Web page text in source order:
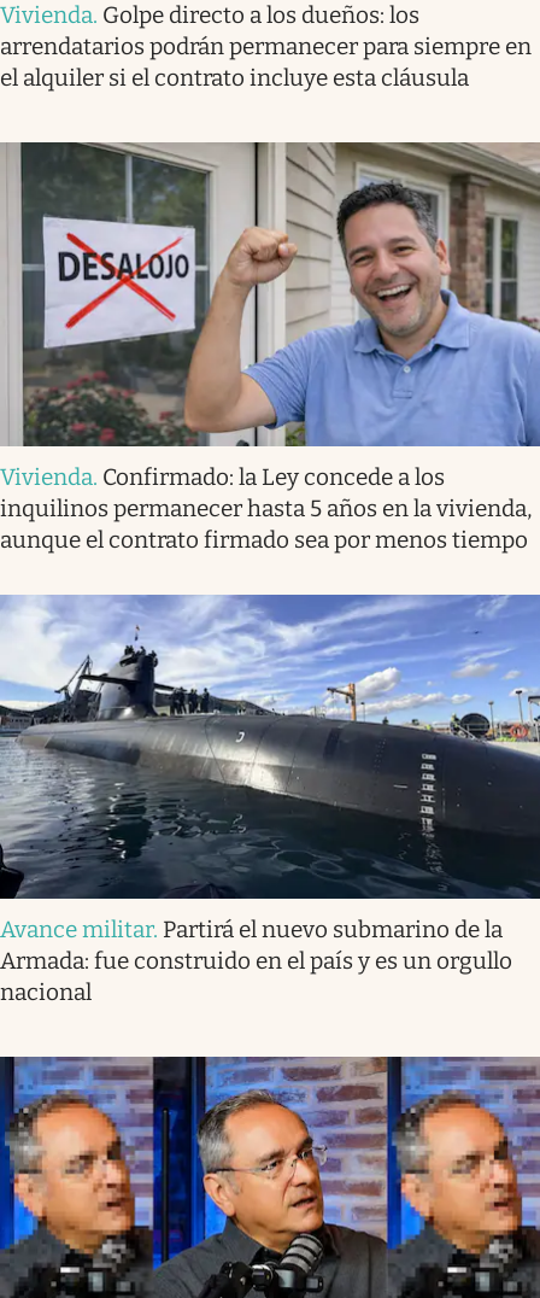
Vivienda. Golpe directo a los dueños: los
arrendatarios podrán permanecer para siempre en
el alquiler si el contrato incluye esta cláusula
Vivienda. Confirmado: la Ley concede a los
inquilinos permanecer hasta 5 años en la vivienda,
aunque el contrato firmado sea por menos tiempo
Avance militar. Partirá el nuevo submarino de la
Armada: fue construido en el país y es un orgullo
nacional